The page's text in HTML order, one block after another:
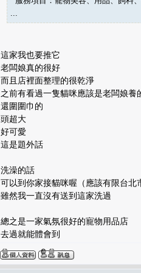
這家我也要推它
老闆娘真的很好
而且店裡面整理的很乾淨
之前有看過一隻貓咪應該是老闆娘養
還圍圍巾的
頭超大
好可愛
這是題外話
洗澡的話
可以到你家接貓咪喔（應該有限台北
雖然我一直沒有送到這家洗過
總之是一家氣氛很好的寵物用品店
去過就能體會到